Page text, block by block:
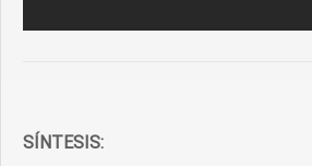
SÍNTESIS: